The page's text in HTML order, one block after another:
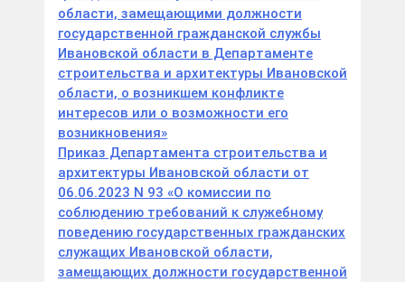
области, замещающими должности
государственной гражданской службы
Ивановской области в Департаменте
строительства и архитектуры Ивановской
области, о возникшем конфликте
интересов или о возможности его
возникновения»
Приказ Департамента строительства и
архитектуры Ивановской области от
06.06.2023 N 93 «О комиссии по
соблюдению требований к служебному
поведению государственных гражданских
служащих Ивановской области,
замещающих должности государственной